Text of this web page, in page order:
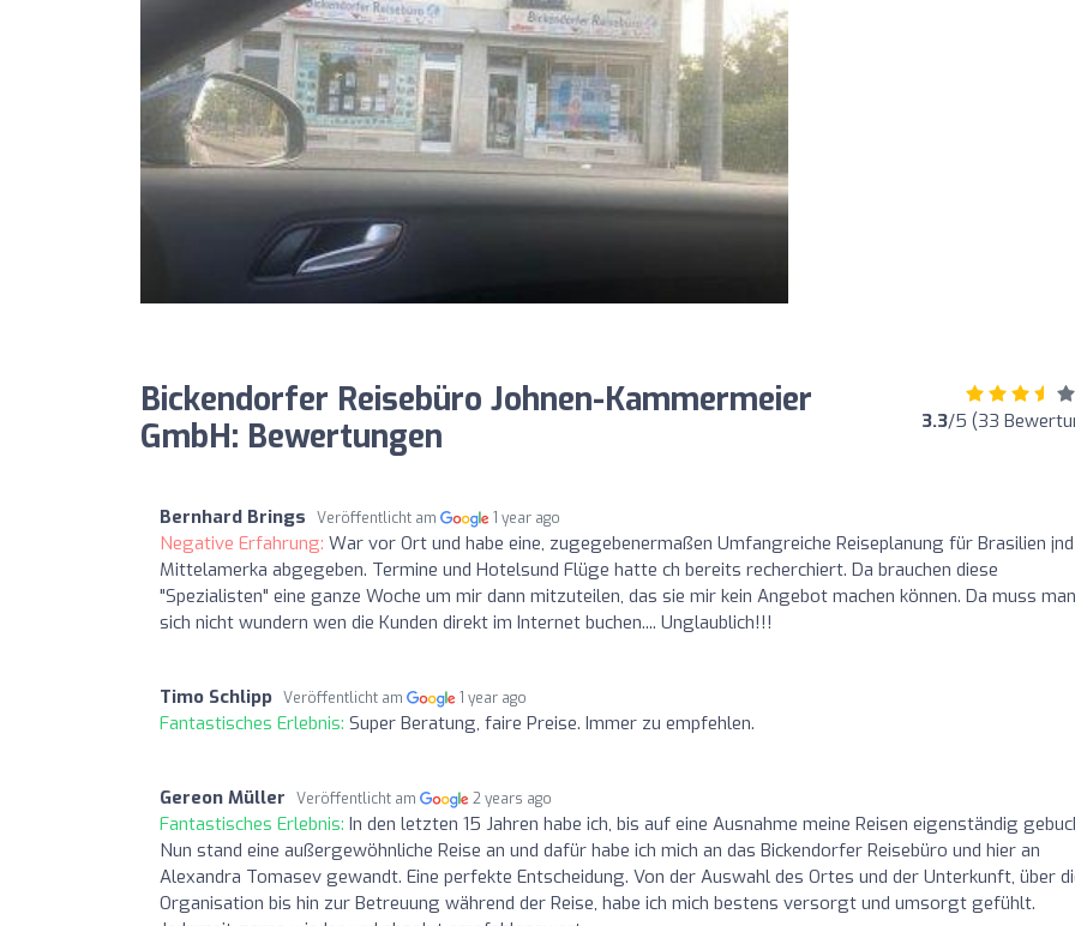
Bickendorfer Reisebüro Johnen-Kammermeier
GmbH: Bewertungen
3.3/5 (33
Bernhard Brings Veröffentlicht am 1 year ago
Negative Erfahrung: War vor Ort und habe eine, zugegebenermaßen Umfangreiche Reiseplanung für Brasilien jnd
Mittelamerka abgegeben. Termine und Hotelsund Flüge hatte ch bereits recherchiert. Da brauchen diese
"Spezialisten" eine ganze Woche um mir dann mitzuteilen, das sie mir kein Angebot machen können. Da muss man
sich nicht wundern wen die Kunden direkt im Internet buchen.... Unglaublich!!!
Timo Schlipp Veröffentlicht am 1 year ago
Fantastisches Erlebnis: Super Beratung, faire Preise. Immer zu empfehlen.
Gereon Müller Veröffentlicht am 2 years ago
Fantastisches Erlebnis: In den letzten 15 Jahren habe ich, bis auf eine Ausnahme meine Reisen eigenständig
Nun stand eine außergewöhnliche Reise an und dafür habe ich mich an das Bickendorfer Reisebüro und hier an
Alexandra Tomasev gewandt. Eine perfekte Entscheidung. Von der Auswahl des Ortes und der Unterkunft, über
Organisation bis hin zur Betreuung während der Reise, habe ich mich bestens versorgt und umsorgt gefühlt.